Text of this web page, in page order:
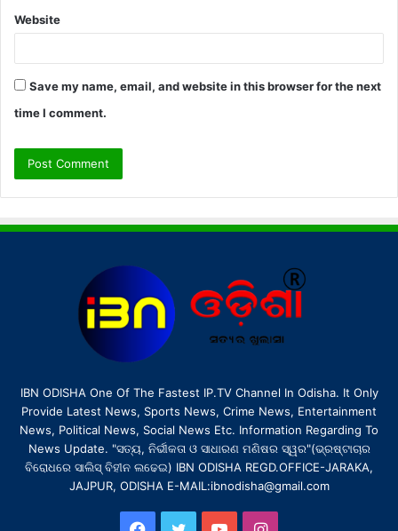
Website
Save my name, email, and website in this browser for the next
time I comment.
IBN ODISHA One Of The Fastest IP.TV Channel In Odisha. It Only
Provide Latest News, Sports News, Crime News, Entertainment
News, Political News, Social News Etc. Information Regarding To
News Update. "ସତ୍ୟ, ନିର୍ଭୀକତା ଓ ସାଧାରଣ ମଣିଷର ସ୍ୱର"(ଭ୍ରଷ୍ଟାଚାର
ବିରୋଧରେ ସାଲିସ୍ ବିହୀନ ଲଢେଇ) IBN ODISHA REGD.OFFICE-JARAKA,
JAJPUR, ODISHA E-MAIL:ibnodisha@gmail.com